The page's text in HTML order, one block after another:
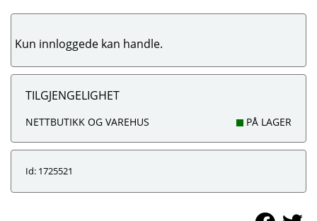
Kun innloggede kan handle.
TILGJENGELIGHET
NETTBUTIKK OG VAREHUS PÅ LAGER
Id: 1725521